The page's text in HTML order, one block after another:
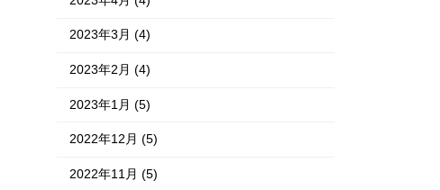
2023年3月 (4)
2023年2月 (4)
2023年1月 (5)
2022年12月 (5)
2022年11月 (5)